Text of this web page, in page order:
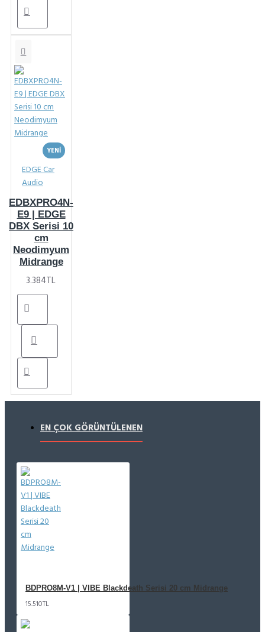
YENI
EDGE Car
Audio
EDBXPRO4N-
E9 | EDGE
DBX Serisi 10
cm
Neodimyum
Midrange
3.384TL
EN ÇOK GÖRÜNTÜLENEN
BDPRO8M-V1 | VIBE Blackdeath Serisi 20 cm Midrange
15.510TL